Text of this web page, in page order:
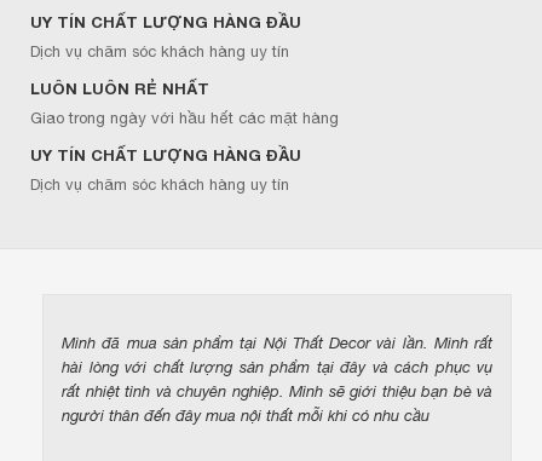
UY TÍN CHẤT LƯỢNG HÀNG ĐẦU
Dịch vụ chăm sóc khách hàng uy tín
LUÔN LUÔN RẺ NHẤT
Giao trong ngày với hầu hết các mặt hàng
UY TÍN CHẤT LƯỢNG HÀNG ĐẦU
Dịch vụ chăm sóc khách hàng uy tín
Mình đã mua sản phẩm tại Nội Thất Decor vài lần. Mình rất
hài lòng với chất lượng sản phẩm tại đây và cách phục vụ
rất nhiệt tình và chuyên nghiệp. Mình sẽ giới thiệu bạn bè và
người thân đến đây mua nội thất mỗi khi có nhu cầu